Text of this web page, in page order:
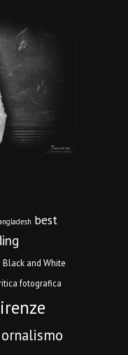
best
Black and White
fotografica